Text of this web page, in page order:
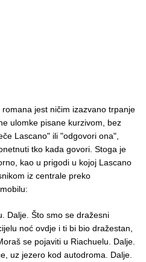
jest ničim izazvano trpanje
ulomke pisane kurzivom, bez
Lascano" ili "odgovori ona",
tko kada govori. Stoga je
kao u prigodi u kojoj Lascano
iz centrale preko
Dalje. Što smo se dražesni
noć ovdje i ti bi bio dražestan,
se pojaviti u Riachuelu. Dalje.
uz jezero kod autodroma. Dalje.